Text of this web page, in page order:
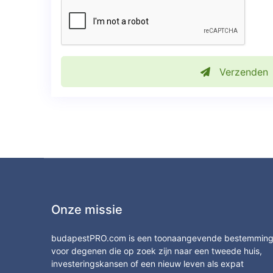
Verzenden
Onze missie
budapestPRO.com is een toonaangevende bestemming
voor degenen die op zoek zijn naar een tweede huis,
investeringskansen of een nieuw leven als expat